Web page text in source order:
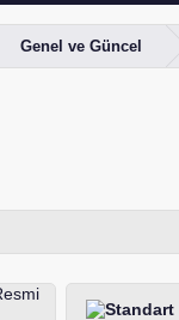
Genel ve Güncel